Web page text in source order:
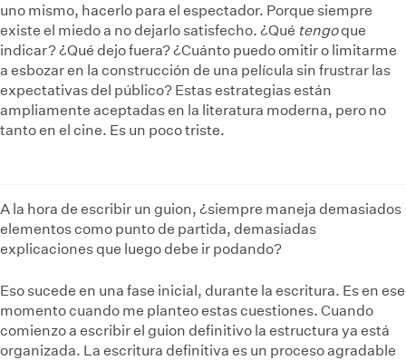
uno mismo, hacerlo para el espectador. Porque siempre
existe el miedo a no dejarlo satisfecho. ¿Qué tengoque
indicar? ¿Qué dejo fuera? ¿Cuánto puedo omitir o limitarme
a esbozar en la construcción de una película sin frustrar las
expectativas del público? Estas estrategias están
ampliamente aceptadas en la literatura moderna, pero no
tanto en el cine. Es un poco triste.
A la hora de escribir un guion, ¿siempre maneja demasiados
elementos como punto de partida, demasiadas
explicaciones que luego debe ir podando?
Eso sucede en una fase inicial, durante la escritura. Es en ese
momento cuando me planteo estas cuestiones. Cuando
comienzo a escribir el guion definitivo la estructura ya está
organizada. La escritura definitiva es un proceso agradable